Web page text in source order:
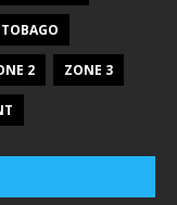
2 ZONE 3